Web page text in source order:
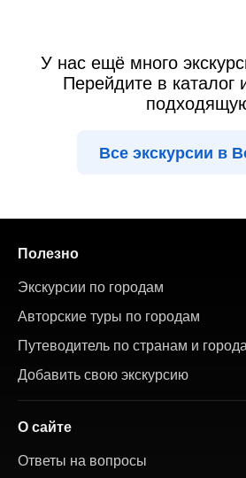
У нас ещё много
Перейдите в каталог
Все экскурсии в
Полезно
Экскурсии по городам
Авторские туры по городам
Путеводитель по странам и
Добавить свою экскурсию
О сайте
Ответы на вопросы